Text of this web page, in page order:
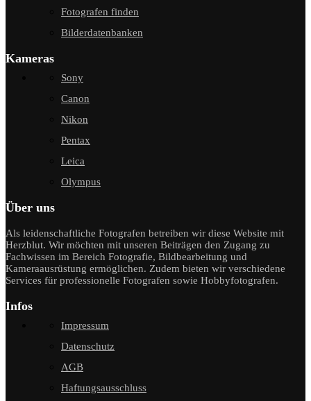
Fotografen finden
Bilderdatenbanken
Kameras
Sony
Canon
Nikon
Pentax
Leica
Olympus
Über uns
Als leidenschaftliche Fotografen betreiben wir diese Website mit
Herzblut. Wir möchten mit unseren Beiträgen den Zugang zu
Fachwissen im Bereich Fotografie, Bildbearbeitung und
Kameraausrüstung ermöglichen. Zudem bieten wir verschiedene
Services für professionelle Fotografen sowie Hobbyfotografen.
Infos
Impressum
Datenschutz
AGB
Haftungsausschluss